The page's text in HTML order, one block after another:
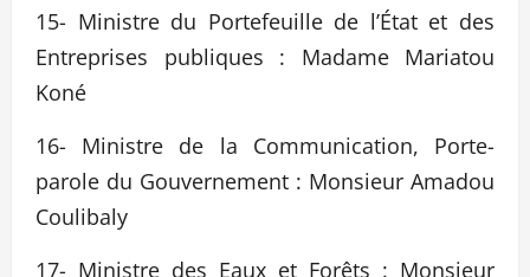
15- Ministre du Portefeuille de l’État et des
Entreprises publiques : Madame Mariatou
Koné
16- Ministre de la Communication, Porte-
parole du Gouvernement : Monsieur Amadou
Coulibaly
17- Ministre des Eaux et Forêts : Monsieur